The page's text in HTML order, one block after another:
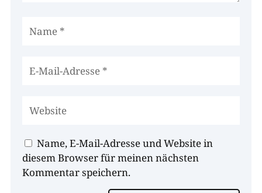
Name, E-Mail-Adresse und Website in
diesem Browser für meinen nächsten
Kommentar speichern.